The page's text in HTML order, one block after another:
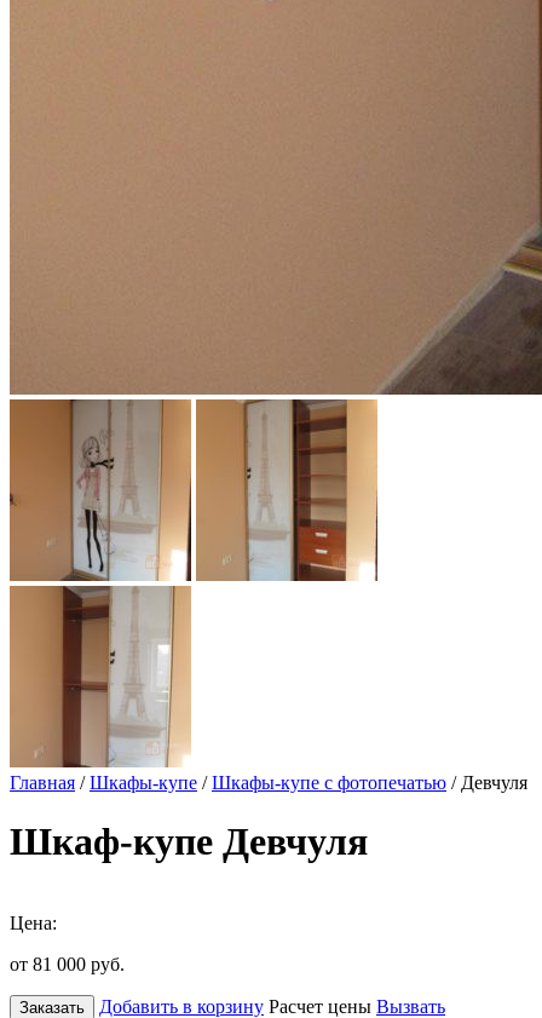
Главная /Шкафы-купе /Шкафы-купе с фотопечатью / Девчуля
Шкаф-купе Девчуля
Цена:
от 81 000 руб.
Заказать Добавить в корзину Расчет цены Вызвать